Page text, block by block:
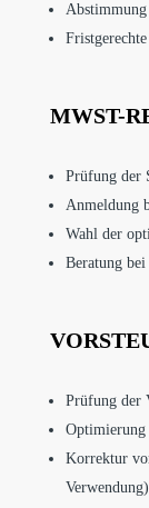
MWST-
Prüfung der
Anmeldung
Wahl der
Beratung
Prüfung der
Optimierung
Korrektur
Verwendung)